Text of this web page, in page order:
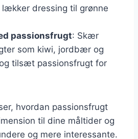
lækker dressing til grønne
passionsfrugt: Skær
som kiwi, jordbær og
tilsæt passionsfrugt for
hvordan passionsfrugt
til dine måltider og
og mere interessante.